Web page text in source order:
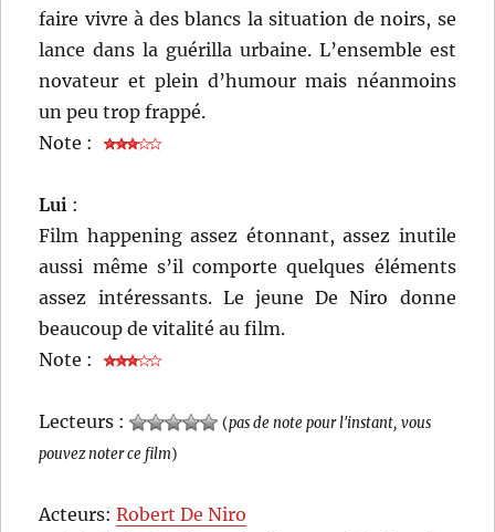
faire vivre à des blancs la situation de noirs, se
lance dans la guérilla urbaine. L’ensemble est
novateur et plein d’humour mais néanmoins
un peu trop frappé.
Note :
Lui :
Film happening assez étonnant, assez inutile
aussi même s’il comporte quelques éléments
assez intéressants. Le jeune De Niro donne
beaucoup de vitalité au film.
Note :
Lecteurs : (pas de note pour l'instant, vous
pouvez noter ce film)
Acteurs:Robert De Niro